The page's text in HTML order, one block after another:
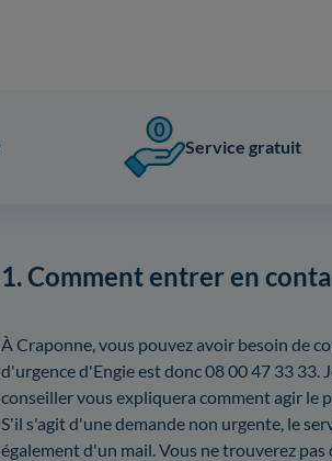
Service gratuit
1. Comment entrer en
À Craponne, vous pouvez avoir besoin de
d'urgence d'Engie est donc 08 00 47 33
conseiller vous expliquera comment agir le
S'il s'agit d'une demande non urgente, le
également d'un mail. Vous ne trouverez pas